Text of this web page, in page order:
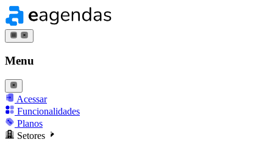
Menu
Acessar
Funcionalidades
Planos
Setores